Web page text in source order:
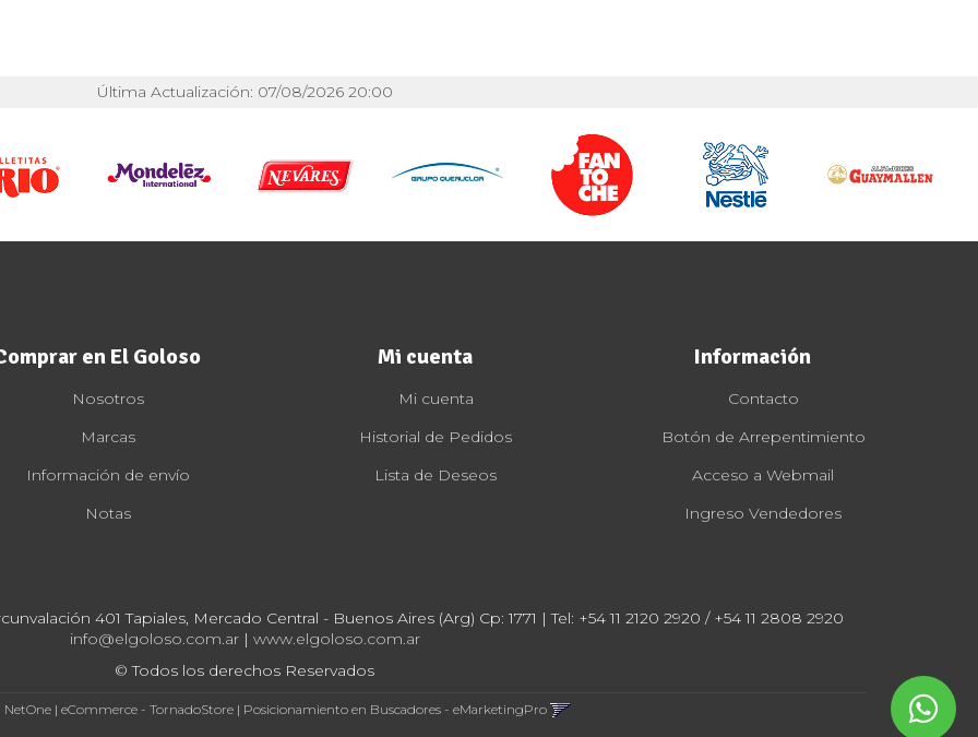
Última Actualización: 07/08/2026 20:00
en El Goloso
Nosotros
Marcas
Información de envío
Notas
Mi cuenta
Mi cuenta
Historial de Pedidos
Lista de Deseos
Información
Contacto
Botón de Arrepentimiento
Acceso a Webmail
Ingreso Vendedores
401 Tapiales, Mercado Central - Buenos Aires (Arg) Cp: 1771 | Tel: +54 11 2120 2920 / +54 11 2808 2920
info@elgoloso.com.ar| www.elgoloso.com.ar
© Todos los derechos Reservados
NetOne| eCommerce - TornadoStore| Posicionamiento en Buscadores - eMarketingPro